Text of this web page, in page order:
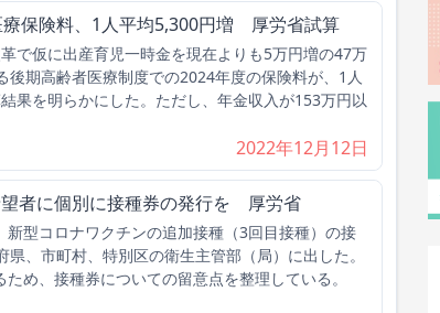
療保険料、1人平均5,300円増 厚労省試算
で仮に出産育児一時金を現在よりも5万円増の47万
期高齢者医療制度での2024年度の保険料が、1人
果を明らかにした。ただし、年金収入が153万円以
2022年12月12日
望者に個別に接種券の発行を 厚労省
型コロナワクチンの追加接種（3回目接種）の接
、市町村、特別区の衛生主管部（局）に出した。
め、接種券についての留意点を整理している。